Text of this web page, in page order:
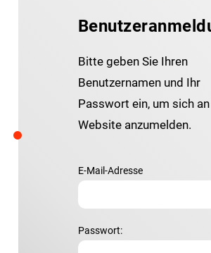
Bitte geben Sie Ihren
Benutzernamen und Ihr
Passwort ein, um sich
Website anzumelden.
E-Mail-Adresse
Passwort: